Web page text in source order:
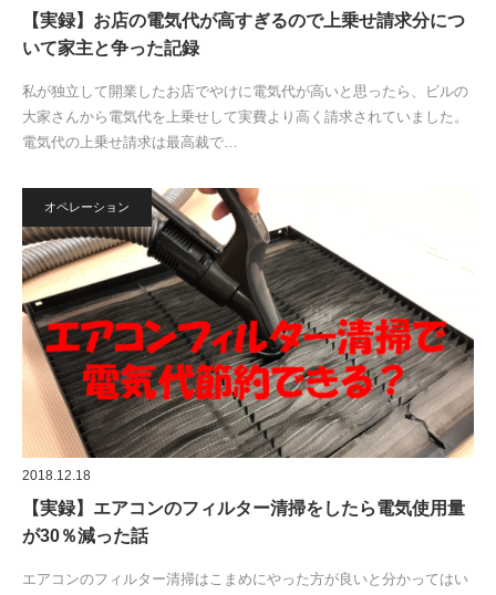
【実録】お店の電気代が高すぎるので上乗せ請求分につ
いて家主と争った記録
私が独立して開業したお店でやけに電気代が高いと思ったら、ビルの
大家さんから電気代を上乗せして実費より高く請求されていました。
電気代の上乗せ請求は最高裁で…
オペレーション
2018.12.18
【実録】エアコンのフィルター清掃をしたら電気使用量
が30％減った話
エアコンのフィルター清掃はこまめにやった方が良いと分かってはい